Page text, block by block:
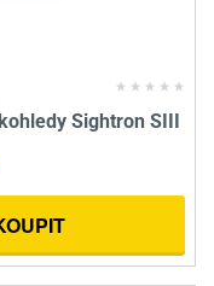
Sightron SIII